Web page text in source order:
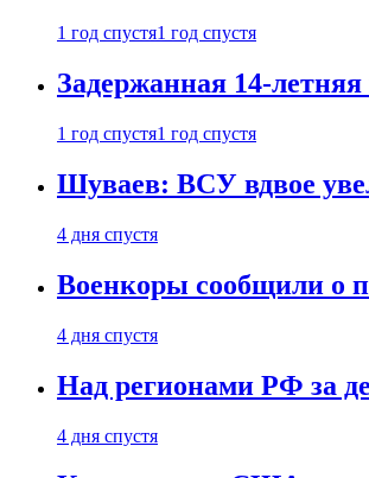
1 год спустя1 год спустя
Задержанная 14-
1 год спустя1 год спустя
Шуваев: ВСУ вдвое
4 дня спустя
Военкоры сообщили о
4 дня спустя
Над регионами РФ за
4 дня спустя